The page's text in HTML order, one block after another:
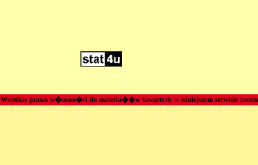
Wszelkie prawa w�asno�ci do materia��w zawartych w niniejszym serwisie